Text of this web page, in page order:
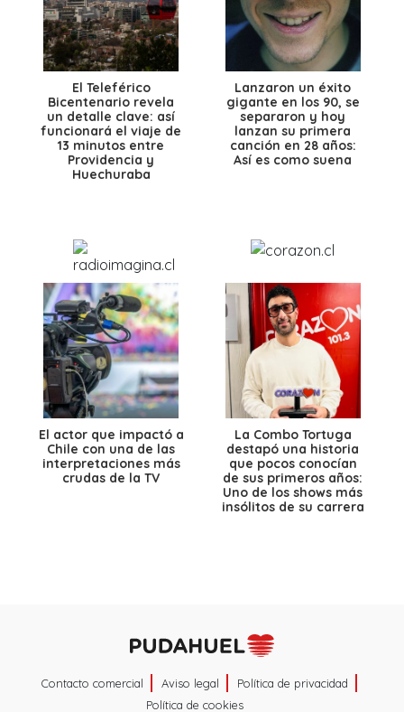
El Teleférico
Bicentenario revela
un detalle clave: así
funcionará el viaje de
13 minutos entre
Providencia y
Huechuraba
Lanzaron un éxito
gigante en los 90, se
separaron y hoy
lanzan su primera
canción en 28 años:
Así es como suena
El actor que impactó a
Chile con una de las
interpretaciones más
crudas de la TV
La Combo Tortuga
destapó una historia
que pocos conocían
de sus primeros años:
Uno de los shows más
insólitos de su carrera
Contacto comercial Aviso legal
Política de privacidad
Política de cookies